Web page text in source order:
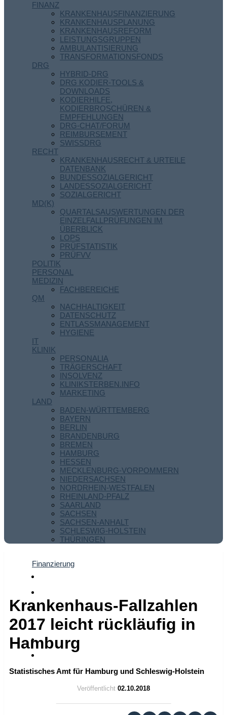
FINANZ
KRANKENHAUSFINANZIERUNG
KRANKENHAUSPLANUNG
KRANKENHAUSREFORM
LEISTUNGSGRUPPEN
AMBULANTISIERUNG
TRANSFORMATIONSFONDS
DRG
HYBRID-DRG
DRG KODIER-TOOLS &
DOWNLOADS
KODIERHILFE,
KODIERBROSCHÜREN &
EMPFEHLUNGEN
DRG-CHAT/FORUM
REIMBURSEMENT
SWISSDRG
RECHT
KRANKENHAUSRECHT & URTEILE
DATENBANK
BUNDESSOZIALGERICHT
LANDESSOZIALGERICHT
SOZIALGERICHT
MD(K)
QUARTALSAUSWERTUNGEN DER
EINZELFALLPRÜFUNGEN IM
ÜBERBLICK
LOPS
PRÜFSTATISTIK
PRÜFVV
POLITIK
PERSONAL
MEDIZIN
FACHBEREICHE
QM
NACHHALTIGKEIT
DATENSCHUTZ
ENTLASSMANAGEMENT
HYGIENE
IT
KLINIK
PERSONALIA
TRÄGERSCHAFT
INSOLVENZ
KLINIKSTERBEN.INFO
MARKETING
LAND
BADEN-WÜRTTEMBERG
BAYERN
BERLIN
BRANDENBURG
BREMEN
HAMBURG
HESSEN
MECKLENBURG-VORPOMMERN
NIEDERSACHSEN
NORDRHEIN-WESTFALEN
RHEINLAND-PFALZ
SAARLAND
SACHSEN
SACHSEN-ANHALT
SCHLESWIG-HOLSTEIN
THÜRINGEN
Finanzierung
Krankenhaus-Fallzahlen
2017 leicht rückläufig in
Hamburg
Statistisches Amt für Hamburg und Schleswig-Holstein
Veröffentlicht 02.10.2018